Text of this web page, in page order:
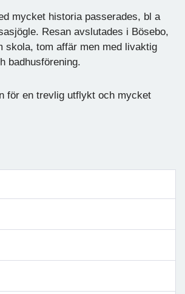
mycket historia passerades, bl a
Resan avslutades i Bösebo,
skola, tom affär men med livaktig
badhusförening.
för en trevlig utflykt och mycket